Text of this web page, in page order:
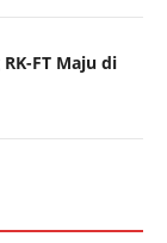
FT Maju di